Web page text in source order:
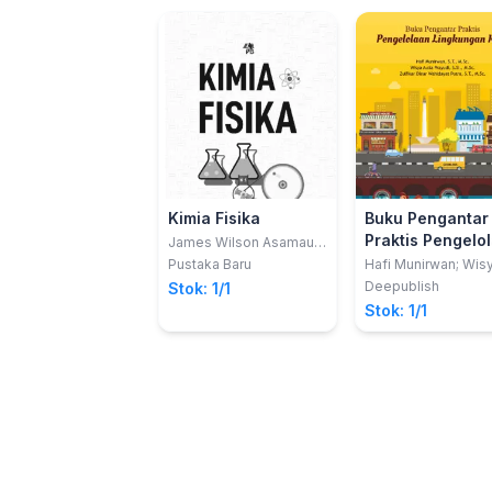
Kimia Fisika
James Wilson Asamau,
dan Tatiana Siska
Pustaka Baru
Stok: 1/1
Buku Pengantar
Praktis
Lingkungan
Hafi Munirwan;
Aulia Prayudi;
Dinar Wahidayat
Deepublish
Stok: 1/1